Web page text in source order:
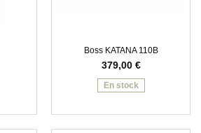
Boss KATANA 110B
379,00 €
En stock